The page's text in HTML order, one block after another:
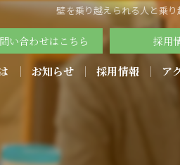
壁を乗り越えられる人と乗
い合わせはこちら 採用
お知らせ 採用情報 ア